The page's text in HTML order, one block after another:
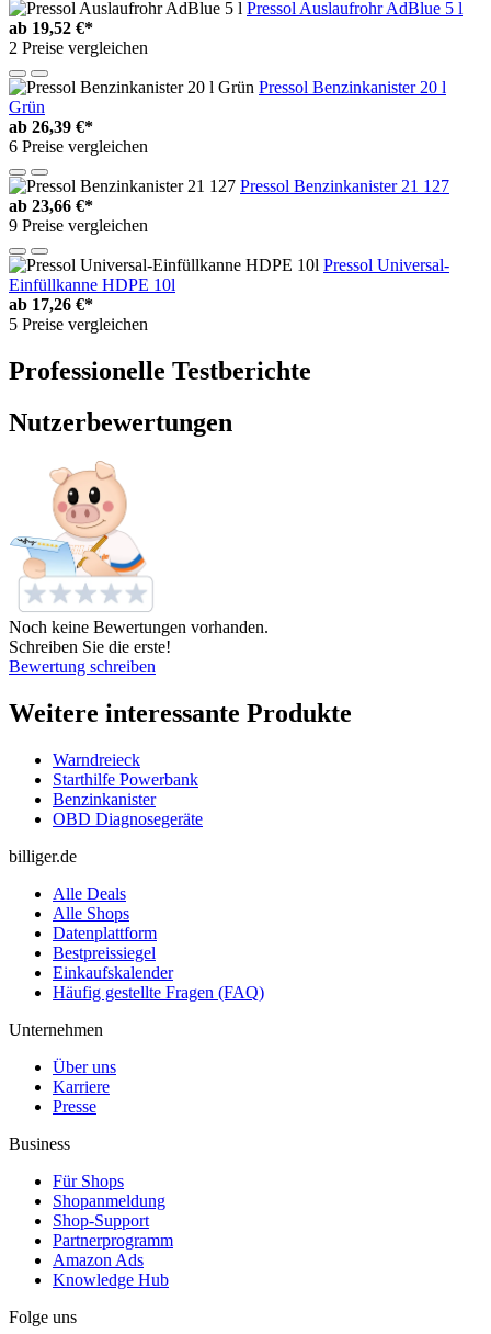
Pressol Auslaufrohr AdBlue 5 l
ab 19,52 €*
2 Preise vergleichen
Pressol Benzinkanister 20 l
Grün
ab 26,39 €*
6 Preise vergleichen
Pressol Benzinkanister 21 127
ab 23,66 €*
9 Preise vergleichen
Pressol Universal-
Einfüllkanne HDPE 10l
ab 17,26 €*
5 Preise vergleichen
Professionelle Testberichte
Nutzerbewertungen
Noch keine Bewertungen vorhanden.
Schreiben Sie die erste!
Bewertung schreiben
Weitere interessante Produkte
Warndreieck
Starthilfe Powerbank
Benzinkanister
OBD Diagnosegeräte
billiger.de
Alle Deals
Alle Shops
Datenplattform
Bestpreissiegel
Einkaufskalender
Häufig gestellte Fragen (FAQ)
Unternehmen
Über uns
Karriere
Presse
Business
Für Shops
Shopanmeldung
Shop-Support
Partnerprogramm
Amazon Ads
Knowledge Hub
Folge uns